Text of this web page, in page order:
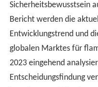
Sicherheitsbewusstsein
Bericht werden die
Entwicklungstrend und
globalen Marktes für
2023 eingehend
Entscheidungsfindung